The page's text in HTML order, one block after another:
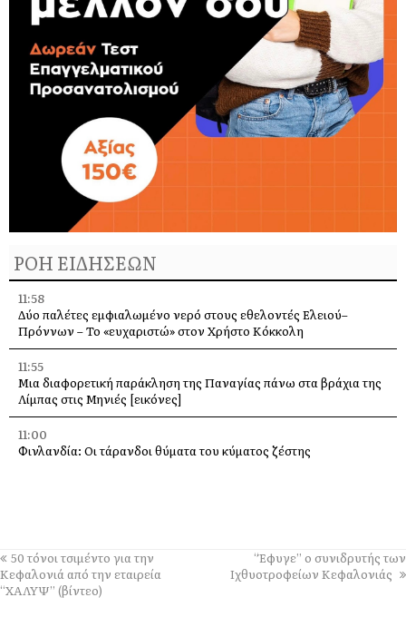
ΡΟΗ ΕΙΔΗΣΕΩΝ
11:58
Δύο παλέτες εμφιαλωμένο νερό στους εθελοντές Ελειού–
Πρόννων – Το «ευχαριστώ» στον Χρήστο Κόκκολη
11:55
Μια διαφορετική παράκληση της Παναγίας πάνω στα βράχια της
Λίμπας στις Μηνιές [εικόνες]
11:00
Φινλανδία: Οι τάρανδοι θύματα του κύματος ζέστης
10:00
Ιερά Παράκληση την Τρίτη στην Υπεραγία Θεοτόκο από τη Μονή
Άτρου
50 τόνοι τσιμέντο για την
Κεφαλονιά από την εταιρεία
“ΧΑΛΥΨ” (βίντεο)
“Έφυγε” ο συνιδρυτής των
Ιχθυοτροφείων Κεφαλονιάς